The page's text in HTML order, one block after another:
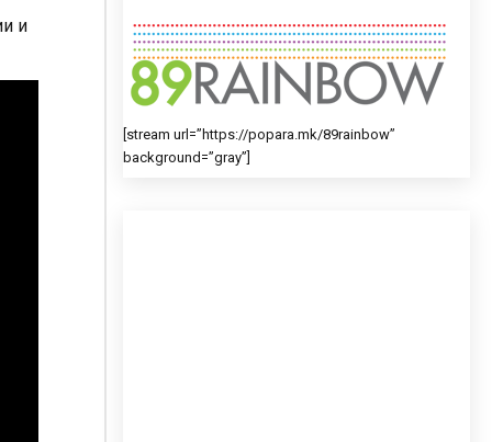
и
[stream url=”https://popara.mk/89rainbow”
background=”gray”]